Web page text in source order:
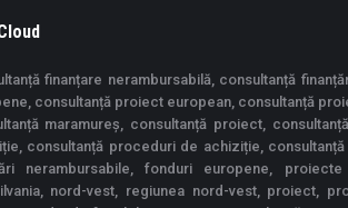
finanțare nerambursabilă, consultanță
consultanță proiect european, consultanță
maramureș, consultanță proiect,
consultanță proceduri de achiziție, consultanță
nerambursabile, fonduri europene,
nord-vest, regiunea nord-vest, proiect,